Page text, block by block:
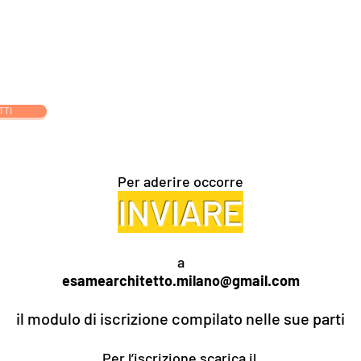
Per aderire occorre
INVIARE
a
esamearchitetto.milano@gmail.com
il modulo di iscrizione compilato nelle sue parti